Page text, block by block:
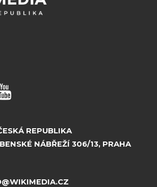
REPUBLIKA
NÁBŘEŽÍ 306/13, PRAHA